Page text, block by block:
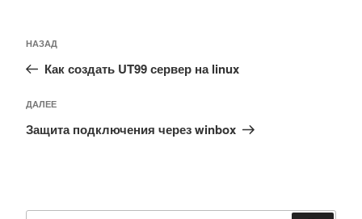
Навигация
по
записям
Предыдущая
запись:
НАЗАД
Как создать UT99 сервер на linux
Следующая
запись
ДАЛЕЕ
Защита подключения через winbox